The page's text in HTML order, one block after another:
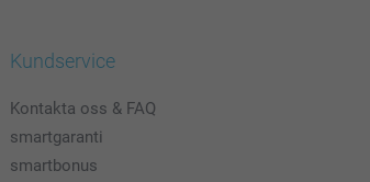
Kundservice
Kontakta oss & FAQ
smartgaranti
smartbonus